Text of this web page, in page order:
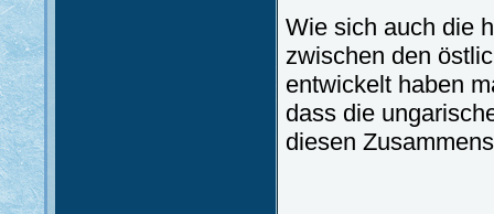
Wie sich auch die
zwischen den
entwickelt haben
dass die
diesen